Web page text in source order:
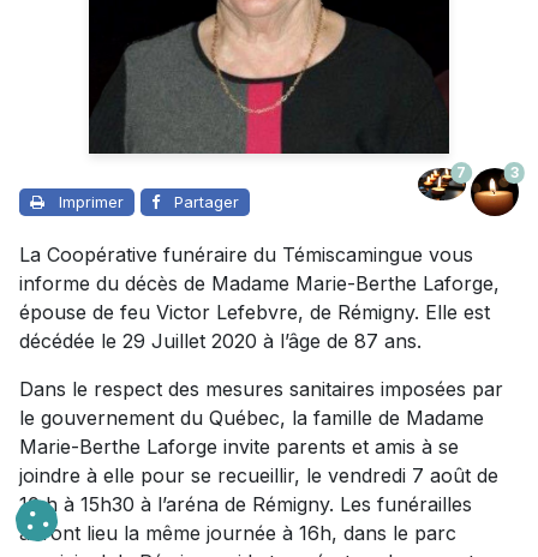
Imprimer Partager
7 3
La Coopérative funéraire du Témiscamingue vous
informe du décès de Madame Marie-Berthe Laforge,
épouse de feu Victor Lefebvre, de Rémigny. Elle est
décédée le 29 Juillet 2020 à l’âge de 87 ans.
Dans le respect des mesures sanitaires imposées par
le gouvernement du Québec, la famille de Madame
Marie-Berthe Laforge invite parents et amis à se
joindre à elle pour se recueillir, le vendredi 7 août de
10 h à 15h30 à l’aréna de Rémigny. Les funérailles
auront lieu la même journée à 16h, dans le parc